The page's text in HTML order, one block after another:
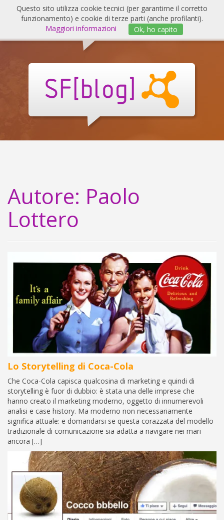
Salta
contenuto
Blog
Autore: Paolo
Lottero
Lo Storytelling di Coca-Cola
Che Coca-Cola capisca qualcosina di marketing e quindi di
storytelling è fuor di dubbio: è stata una delle imprese che
hanno creato il marketing moderno, oggetto di innumerevoli
analisi e case history. Ma moderno non necessariamente
significa attuale: e domandarsi se questa corazzata del modello
tradizionale di comunicazione sia adatta a navigare nei mari
ancora […]
Questo sito utilizza cookie tecnici (per garantirne il corretto
funzionamento) e cookie di terze parti (anche profilanti).
Maggiori informazioni
Ok, ho capito